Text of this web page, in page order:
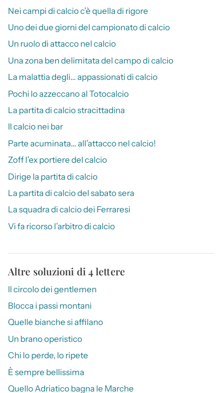
Nei campi di calcio c’è quella di rigore
Uno dei due giorni del campionato di calcio
Un ruolo di attacco nel calcio
Una zona ben delimitata del campo di calcio
La malattia degli… appassionati di calcio
Pochi lo azzeccano al Totocalcio
La partita di calcio stracittadina
Il calcio nei bar
Parte acuminata… all’attacco nel calcio!
Zoff l’ex portiere del calcio
Dirige la partita di calcio
La partita di calcio del sabato sera
La squadra di calcio dei Ferraresi
Vi fa ricorso l’arbitro di calcio
Altre soluzioni di 4 lettere
Il circolo dei gentlemen
Blocca i passi montani
Quelle bianche si affilano
Un brano operistico
Chi lo perde, lo ripete
È sempre bellissima
Quello Adriatico bagna le Marche